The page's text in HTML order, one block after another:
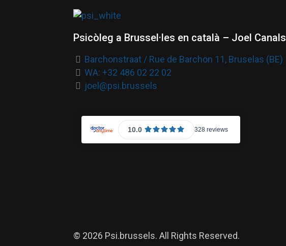
Psicòleg a Brussel·les en català – Joel Canals
Barchonstraat / Rue de Barchon 11, Bruselas (BE)
WA: +32 486 02 22 02
joel@psi.brussels
© 2026 Psi.brussels. All Rights Reserved.